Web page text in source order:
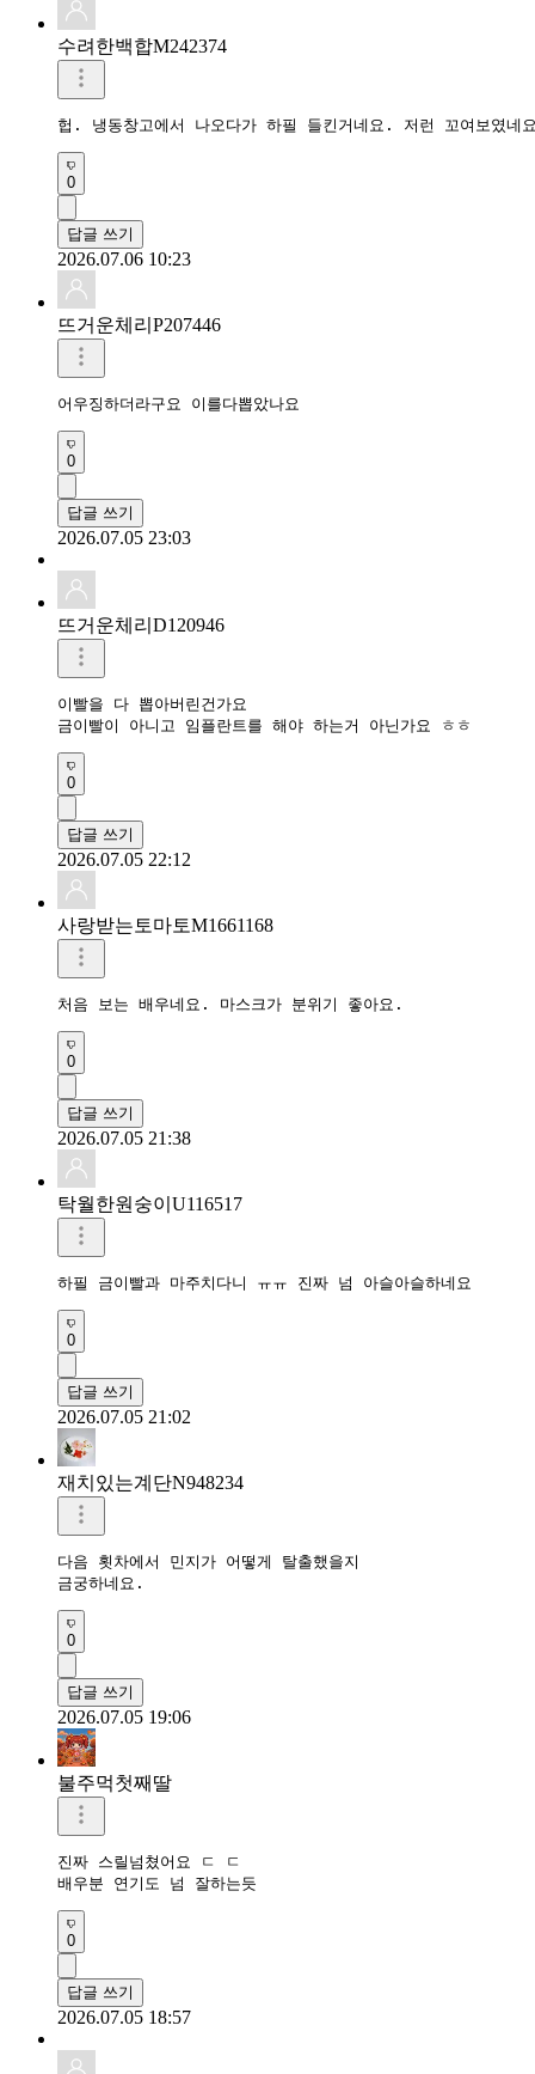
수려한백합M242374
헙. 냉동창고에서 나오다가 하필 들킨거네요. 저런 꼬여보였네
0
답글 쓰기
2026.07.06 10:23
뜨거운체리P207446
어우징하더라구요 이를다뽑았나요
0
답글 쓰기
2026.07.05 23:03
뜨거운체리D120946
이빨을 다 뽑아버린건가요
금이빨이 아니고 임플란트를 해야 하는거 아닌가요 ㅎㅎ
0
답글 쓰기
2026.07.05 22:12
사랑받는토마토M1661168
처음 보는 배우네요. 마스크가 분위기 좋아요.
0
답글 쓰기
2026.07.05 21:38
탁월한원숭이U116517
하필 금이빨과 마주치다니 ㅠㅠ 진짜 넘 아슬아슬하네요
0
답글 쓰기
2026.07.05 21:02
재치있는계단N948234
다음 횟차에서 민지가 어떻게 탈출했을지
금궁하네요.
0
답글 쓰기
2026.07.05 19:06
불주먹첫째딸
진짜 스릴넘쳤어요 ㄷ ㄷ
배우분 연기도 넘 잘하는듯
0
답글 쓰기
2026.07.05 18:57